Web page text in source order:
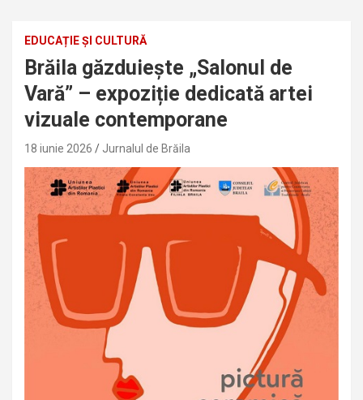
EDUCAȚIE ȘI CULTURĂ
Brăila găzduiește „Salonul de
Vară” – expoziție dedicată artei
vizuale contemporane
18 iunie 2026 Jurnalul de Brăila